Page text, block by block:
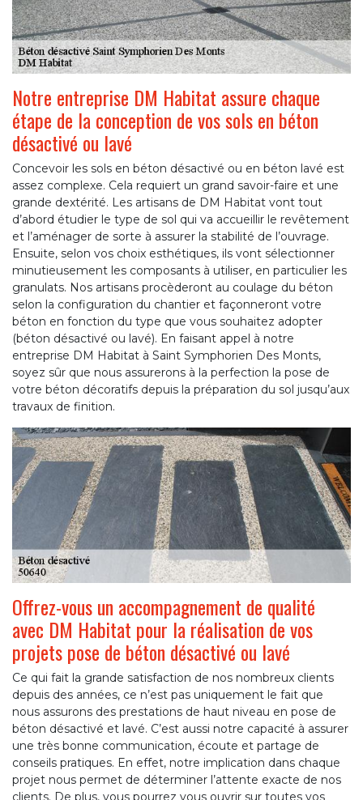
Notre entreprise DM Habitat assure chaque
étape de la conception de vos sols en béton
désactivé ou lavé
Concevoir les sols en béton désactivé ou en béton lavé est
assez complexe. Cela requiert un grand savoir-faire et une
grande dextérité. Les artisans de DM Habitat vont tout
d’abord étudier le type de sol qui va accueillir le revêtement
et l’aménager de sorte à assurer la stabilité de l’ouvrage.
Ensuite, selon vos choix esthétiques, ils vont sélectionner
minutieusement les composants à utiliser, en particulier les
granulats. Nos artisans procèderont au coulage du béton
selon la configuration du chantier et façonneront votre
béton en fonction du type que vous souhaitez adopter
(béton désactivé ou lavé). En faisant appel à notre
entreprise DM Habitat à Saint Symphorien Des Monts,
soyez sûr que nous assurerons à la perfection la pose de
votre béton décoratifs depuis la préparation du sol jusqu’aux
travaux de finition.
Offrez-vous un accompagnement de qualité
avec DM Habitat pour la réalisation de vos
projets pose de béton désactivé ou lavé
Ce qui fait la grande satisfaction de nos nombreux clients
depuis des années, ce n’est pas uniquement le fait que
nous assurons des prestations de haut niveau en pose de
béton désactivé et lavé. C’est aussi notre capacité à assurer
une très bonne communication, écoute et partage de
conseils pratiques. En effet, notre implication dans chaque
projet nous permet de déterminer l’attente exacte de nos
clients. De plus, vous pourrez vous ouvrir sur toutes vos